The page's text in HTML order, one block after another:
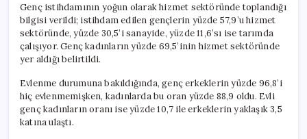
Genç istihdamının yoğun olarak hizmet sektöründe toplandığı
bilgisi verildi; istihdam edilen gençlerin yüzde 57,9’u hizmet
sektöründe, yüzde 30,5’i sanayide, yüzde 11,6’sı ise tarımda
çalışıyor. Genç kadınların yüzde 69,5’inin hizmet sektöründe
yer aldığı belirtildi.
Evlenme durumuna bakıldığında, genç erkeklerin yüzde 96,8’i
hiç evlenmemişken, kadınlarda bu oran yüzde 88,9 oldu. Evli
genç kadınların oranı ise yüzde 10,7 ile erkeklerin yaklaşık 3,5
katına ulaştı.